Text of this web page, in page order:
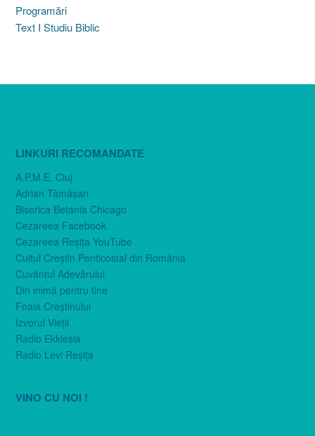
Programări
Text I Studiu Biblic
LINKURI RECOMANDATE
A.P.M.E. Cluj
Adrian Tămăşan
Biserica Betania Chicago
Cezareea Facebook
Cezareea Reşiţa YouTube
Cultul Creştin Penticostal din România
Cuvântul Adevărului
Din inimă pentru tine
Foaia Creştinului
Izvorul Vieţii
Radio Ekklesia
Radio Levi Reşiţa
VINO CU NOI !